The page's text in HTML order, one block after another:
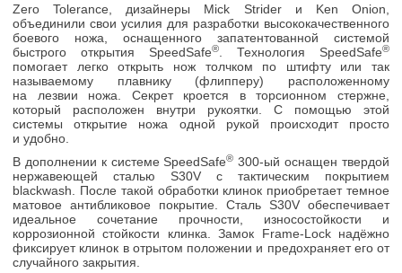
Zero Tolerance, дизайнеры Mick Strider и Ken Onion,
объединили свои усилия для разработки высококачественного
боевого ножа, оснащенного запатентованной системой
быстрого открытия SpeedSafe® . Технология SpeedSafe®
помогает легко открыть нож толчком по штифту или так
называемому плавнику (флипперу) расположенному
на лезвии ножа. Секрет кроется в торсионном стержне,
который расположен внутри рукоятки. С помощью этой
системы открытие ножа одной рукой происходит просто
и удобно.
В дополнении к системе SpeedSafe® 300-ый оснащен твердой
нержавеющей сталью S30V с тактическим покрытием
blackwash. После такой обработки клинок приобретает темное
матовое антибликовое покрытие. Сталь S30V обеспечивает
идеальное сочетание прочности, износостойкости и
коррозионной стойкости клинка. Замок Frame-Lock надёжно
фиксирует клинок в отрытом положении и предохраняет его от
случайного закрытия.